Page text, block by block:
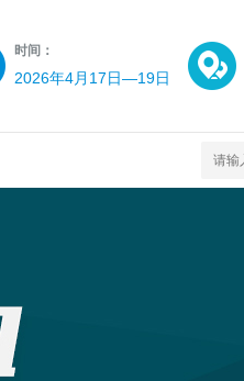
时间：
2026年4月17日—19日